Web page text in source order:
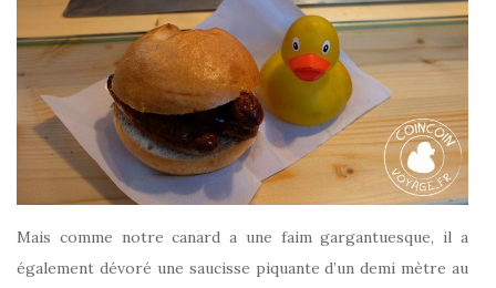
Mais comme notre canard a une faim gargantuesque, il a
également dévoré une saucisse piquante d’un demi mètre au